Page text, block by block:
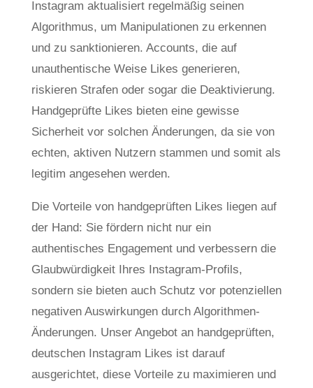
Instagram aktualisiert regelmäßig seinen
Algorithmus, um Manipulationen zu erkennen
und zu sanktionieren. Accounts, die auf
unauthentische Weise Likes generieren,
riskieren Strafen oder sogar die Deaktivierung.
Handgeprüfte Likes bieten eine gewisse
Sicherheit vor solchen Änderungen, da sie von
echten, aktiven Nutzern stammen und somit als
legitim angesehen werden.
Die Vorteile von handgeprüften Likes liegen auf
der Hand: Sie fördern nicht nur ein
authentisches Engagement und verbessern die
Glaubwürdigkeit Ihres Instagram-Profils,
sondern sie bieten auch Schutz vor potenziellen
negativen Auswirkungen durch Algorithmen-
Änderungen. Unser Angebot an handgeprüften,
deutschen Instagram Likes ist darauf
ausgerichtet, diese Vorteile zu maximieren und